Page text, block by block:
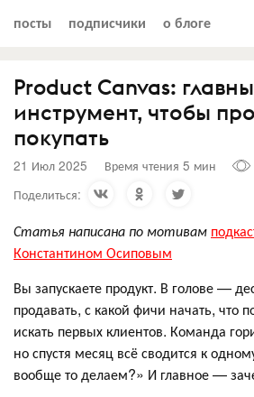
посты подписчики о блоге
Product Canvas:
инструмент, чтобы
покупать
21 Июл 2025 Время чтения 5 мин
Поделиться:
Статья написана по мотивам
Константином Осиповым
Вы запускаете продукт. В голове —
продавать, с какой фичи начать, что
искать первых клиентов. Команда
но спустя месяц всё сводится к
вообще то делаем?» И главное —